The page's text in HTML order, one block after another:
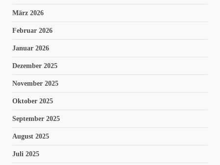
März 2026
Februar 2026
Januar 2026
Dezember 2025
November 2025
Oktober 2025
September 2025
August 2025
Juli 2025